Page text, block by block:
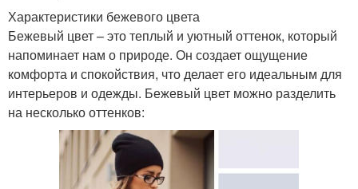
Характеристики бежевого цвета
Бежевый цвет – это теплый и уютный оттенок, который
напоминает нам о природе. Он создает ощущение
комфорта и спокойствия, что делает его идеальным для
интерьеров и одежды. Бежевый цвет можно разделить
на несколько оттенков: